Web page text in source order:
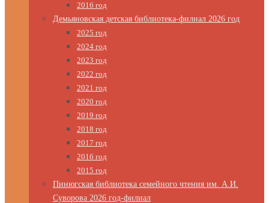
2016 год
Демьяновская детская библиотека-филиал 2026 год
2025 год
2024 год
2023 год
2022 год
2021 год
2020 год
2019 год
2018 год
2017 год
2016 год
2015 год
Пинюгская библиотека семейного чтения им. А.И.
Суворова 2026 год-филиал